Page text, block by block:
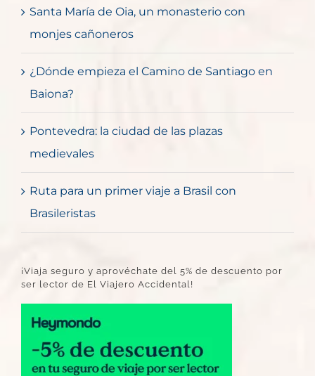
Santa María de Oia, un monasterio con
monjes cañoneros
¿Dónde empieza el Camino de Santiago en
Baiona?
Pontevedra: la ciudad de las plazas
medievales
Ruta para un primer viaje a Brasil con
Brasileristas
¡Viaja seguro y aprovéchate del 5% de descuento por
ser lector de El Viajero Accidental!